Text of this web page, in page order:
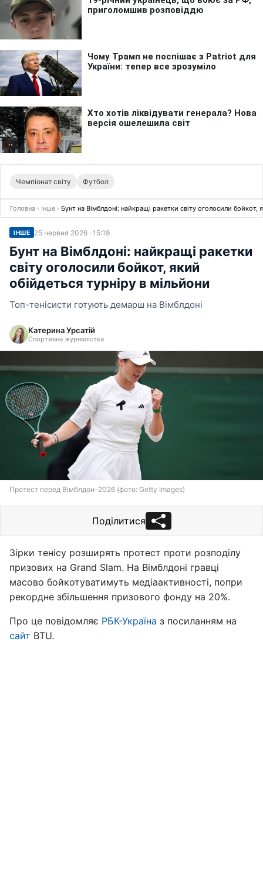
Чемпіонат світу Футбол
Головна › Інше › Бунт на Вімблдоні: найкращі ракетки світу оголосили бойкот,
ІНШЕ 25 червня 2026 · 15:19
Бунт на Вімблдоні: найкращі ракетки
світу оголосили бойкот, який
обійдеться турніру в мільйони
Топ-тенісисти готують демарш на Вімблдоні
Катерина Урсатій
Спортивна журналістка
Протест перед Вімблдон-2026 (фото: Getty Images)
Поділитися
Зірки тенісу розширять протест проти розподілу
призових на Grand Slam. На Вімблдоні гравці
масово бойкотуватимуть медіаактивності, попри
рекордне збільшення призового фонду на 20%.
Про це повідомляє РБК-Україна з посиланням на
сайт BTU.